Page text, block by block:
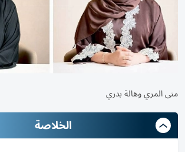
منى المري وهالة بدري
الخلاصة